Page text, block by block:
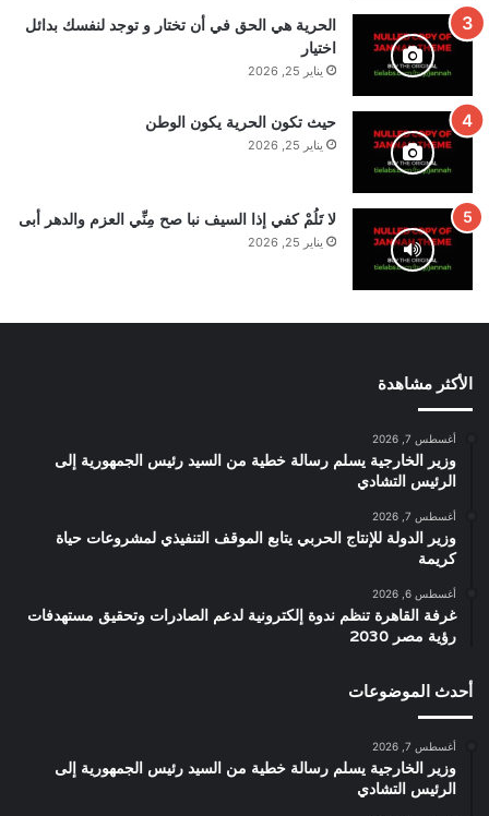
الحرية هي الحق في أن تختار و توجد لنفسك بدائل
اختيار
يناير 25, 2026
حيث تكون الحرية يكون الوطن
يناير 25, 2026
لا تَلُمْ كفي إذا السيف نبا صح مِنِّي العزم والدهر أبى
يناير 25, 2026
الأكثر مشاهدة
أغسطس 7, 2026
وزير الخارجية يسلم رسالة خطية من السيد رئيس الجمهورية إلى
الرئيس التشادي
أغسطس 7, 2026
وزير الدولة للإنتاج الحربي يتابع الموقف التنفيذي لمشروعات حياة
كريمة
أغسطس 6, 2026
غرفة القاهرة تنظم ندوة إلكترونية لدعم الصادرات وتحقيق مستهدفات
رؤية مصر 2030
أحدث الموضوعات
أغسطس 7, 2026
وزير الخارجية يسلم رسالة خطية من السيد رئيس الجمهورية إلى
الرئيس التشادي